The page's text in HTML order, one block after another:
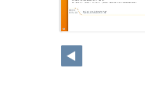
130